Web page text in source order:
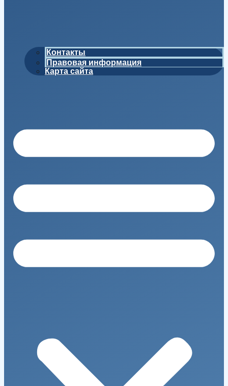
Контакты
Правовая информация
Карта сайта